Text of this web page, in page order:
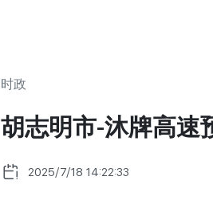
时政
胡志明市-沐牌高速
2025/7/18 14:22:33